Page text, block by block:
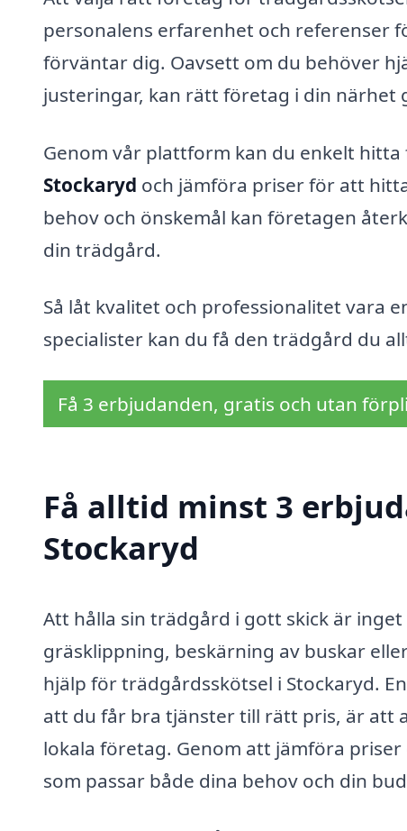
personalens erfarenhet och referenser
förväntar dig. Oavsett om du behöver
justeringar, kan rätt företag i din närhet
Genom vår plattform kan du enkelt
Stockaryd och jämföra priser för att
behov och önskemål kan företagen
din trädgård.
Så låt kvalitet och professionalitet vara
specialister kan du få den trädgård du
Få 3 erbjudanden, gratis och utan
Få alltid minst 3
Stockaryd
Att hålla sin trädgård i gott skick är
gräsklippning, beskärning av buskar
hjälp för trädgårdsskötsel i Stockaryd.
att du får bra tjänster till rätt pris, är att
lokala företag. Genom att jämföra
som passar både dina behov och din